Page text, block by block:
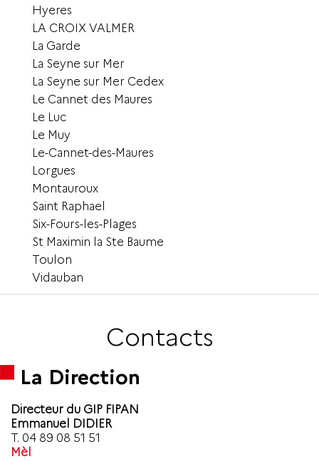
Hyeres
LA CROIX VALMER
La Garde
La Seyne sur Mer
La Seyne sur Mer Cedex
Le Cannet des Maures
Le Luc
Le Muy
Le-Cannet-des-Maures
Lorgues
Montauroux
Saint Raphael
Six-Fours-les-Plages
St Maximin la Ste Baume
Toulon
Vidauban
Contacts
La Direction
Directeur du GIP FIPAN
Emmanuel DIDIER
T. 04 89 08 51 51
Mèl